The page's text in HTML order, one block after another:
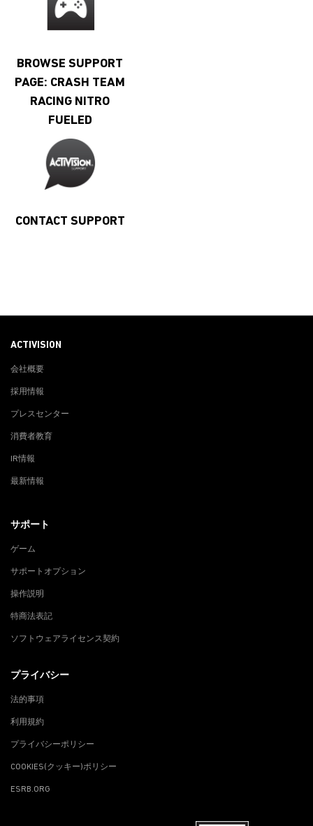
BROWSE SUPPORT
PAGE: CRASH TEAM
RACING NITRO
FUELED
CONTACT SUPPORT
ACTIVISION
会社概要
採用情報
プレスセンター
消費者教育
IR情報
最新情報
サポート
ゲーム
サポートオプション
操作説明
特商法表記
ソフトウェアライセンス契約
プライバシー
法的事項
利用規約
プライバシーポリシー
COOKIES(クッキー)ポリシー
ESRB.ORG